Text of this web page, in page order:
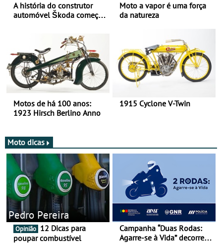
A história do construtor
automóvel Škoda começou
Moto a vapor é uma força
da natureza
Motos de há 100 anos:
1923 Hirsch Berlino Anno
1915 Cyclone V-Twin
Moto dicas
Pedro Pereira
Opinião
poupar combustível
Campanha “Duas Rodas:
Agarre-se à Vida” decorre